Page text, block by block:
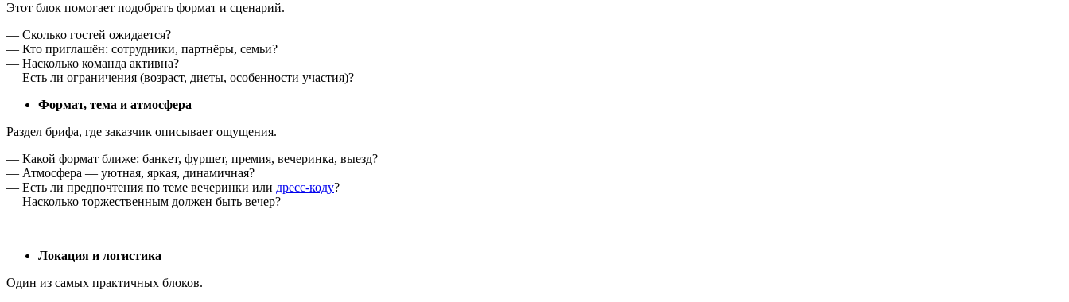
Этот блок помогает подобрать формат и сценарий.
— Сколько гостей ожидается?
— Кто приглашён: сотрудники, партнёры, семьи?
— Насколько команда активна?
— Есть ли ограничения (возраст, диеты, особенности участия)?
Формат, тема и атмосфера
Раздел брифа, где заказчик описывает ощущения.
— Какой формат ближе: банкет, фуршет, премия, вечеринка, выезд?
— Атмосфера — уютная, яркая, динамичная?
— Есть ли предпочтения по теме вечеринки или дресс-коду?
— Насколько торжественным должен быть вечер?
Локация и логистика
Один из самых практичных блоков.